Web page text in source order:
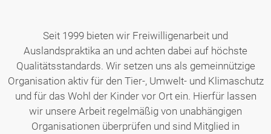
Seit 1999 bieten wir Freiwilligenarbeit und
Auslandspraktika an und achten dabei auf höchste
Qualitätsstandards. Wir setzen uns als gemeinnützige
Organisation aktiv für den Tier-, Umwelt- und Klimaschutz
und für das Wohl der Kinder vor Ort ein. Hierfür lassen
wir unsere Arbeit regelmäßig von unabhängigen
Organisationen überprüfen und sind Mitglied in